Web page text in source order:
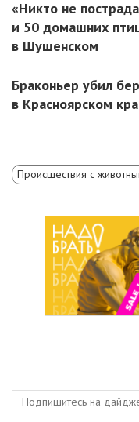
«Никто не
и 50 домашних
в Шушенском
Браконьер убил
в Красноярском
Происшествия с